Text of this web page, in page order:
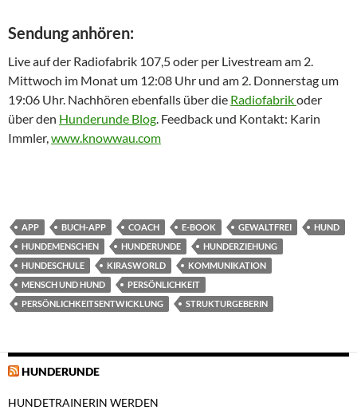
Sendung anhören:
Live auf der Radiofabrik 107,5 oder per Livestream am 2.
Mittwoch im Monat um 12:08 Uhr und am 2. Donnerstag um
19:06 Uhr. Nachhören ebenfalls über die Radiofabrikoder
über den Hunderunde Blog . Feedback und Kontakt: Karin
Immler, www.knowwau.com
APP BUCH-APP COACH E-BOOK GEWALTFREI
HUND
HUNDEMENSCHEN
HUNDERUNDE
HUNDERZIEHUNG
HUNDESCHULE
KIRASWORLD
KOMMUNIKATION
MENSCH UND HUND
PERSÖNLICHKEIT
PERSÖNLICHKEITSENTWICKLUNG
STRUKTURGEBERIN
HUNDERUNDE
HUNDETRAINERIN WERDEN